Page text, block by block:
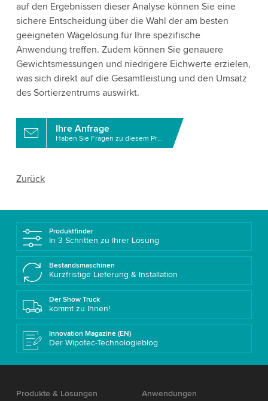
auf den Ergebnissen dieser Analyse können Sie eine
sichere Entscheidung über die Wahl der am besten
geeigneten Wägelösung für Ihre spezifische
Anwendung treffen. Zudem können Sie genauere
Gewichtsmessungen und niedrigere Eichwerte erzielen,
was sich direkt auf die Gesamtleistung und den Umsatz
des Sortierzentrums auswirkt.
Ihre Anfrage
Haben Sie Fragen zu diesem Produkt?
Zurück
Produktfinder
In 3 Schritten zu Ihrer Lösung
Bestandsmaschinen
Kurzfristige Lieferung & Installation
Der Show Truck
kommt zu Ihnen!
Innovation Magazine (EN)
Der Wipotec-Technologieblog
Produkte & Lösungen
Anwendungen